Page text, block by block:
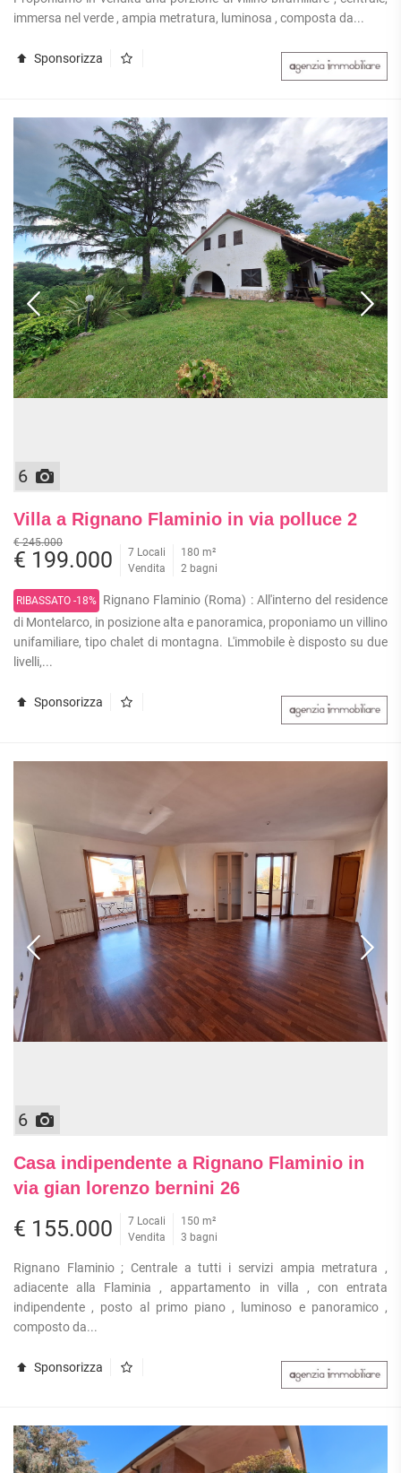
ATTICI
LOFT
MANSARDE
STANZE
RUSTICI E
CASALI
UFFICI
COMMERCIALI
APPARTAMENTI
PIANO
APPARTAMENTI
APPARTAMENTI
CON BOX
APPARTAMENTI
VICINO
ALLA
METROPOLITANA
VILLETTE
SCHIERA
immersa nel verde , ampia metratura, luminosa , composta da...
Sponsorizza
6
Villa a Rignano Flaminio in via polluce 2
€ 245.000
€ 199.000
7 Locali
Vendita
180 m²
2 bagni
RIBASSATO -18% Rignano Flaminio (Roma) : All'interno del residence
di Montelarco, in posizione alta e panoramica, proponiamo un villino
unifamiliare, tipo chalet di montagna. L'immobile è disposto su due
livelli,...
Sponsorizza
6
Casa indipendente a Rignano Flaminio in
via gian lorenzo bernini 26
€ 155.000
7 Locali
Vendita
150 m²
3 bagni
Rignano Flaminio ; Centrale a tutti i servizi ampia metratura ,
adiacente alla Flaminia , appartamento in villa , con entrata
indipendente , posto al primo piano , luminoso e panoramico ,
composto da...
Sponsorizza